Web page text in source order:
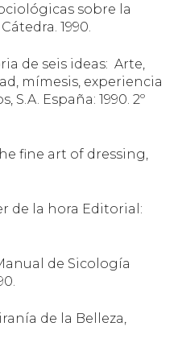
sobre la
1990.
de seis ideas: Arte,
mímesis, experiencia
S.A. España: 1990. 2º
fine art of dressing,
de la hora Editorial:
de Sicología
de la Belleza,